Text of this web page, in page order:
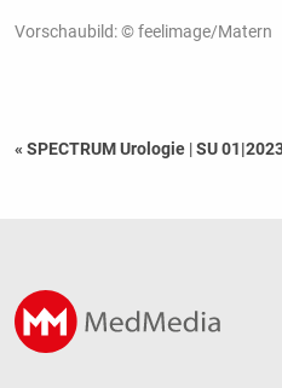
Vorschaubild: © feelimage/Matern
« SPECTRUM Urologie |SU